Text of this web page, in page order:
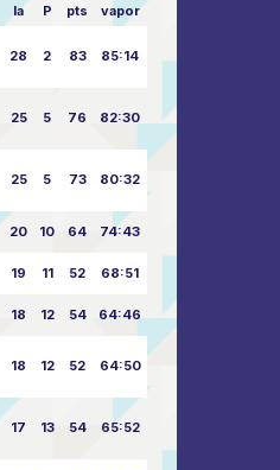
la P pts vapor
28 2 83 85:14
25 5 76 82:30
25 5 73 80:32
20 10 64 74:43
19 11 52 68:51
18 12 54 64:46
18 12 52 64:50
17 13 54 65:52